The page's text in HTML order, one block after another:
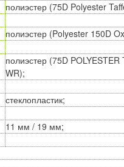
полиэстер (75D Polyester
полиэстер (Polyester 150D
полиэстер (75D
WR);
стеклопластик;
11 мм / 19 мм;